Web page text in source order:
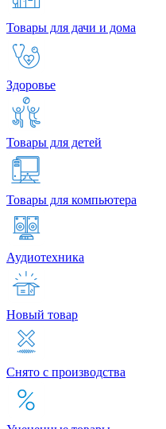
Товары для дачи и дома
Здоровье
Товары для детей
Товары для компьютера
Аудиотехника
Новый товар
Снято с производства